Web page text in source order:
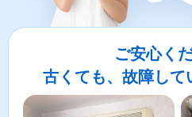
ご安心く
古くても、故障して